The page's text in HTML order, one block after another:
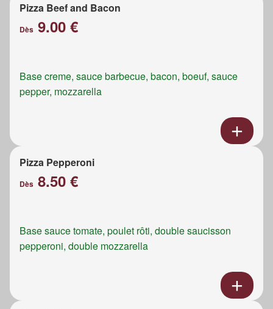
Pizza Beef and Bacon
Dès 9.00 €
Base creme, sauce barbecue, bacon, boeuf, sauce
pepper, mozzarella
Pizza Pepperoni
Dès 8.50 €
Base sauce tomate, poulet rôti, double saucisson
pepperoni, double mozzarella